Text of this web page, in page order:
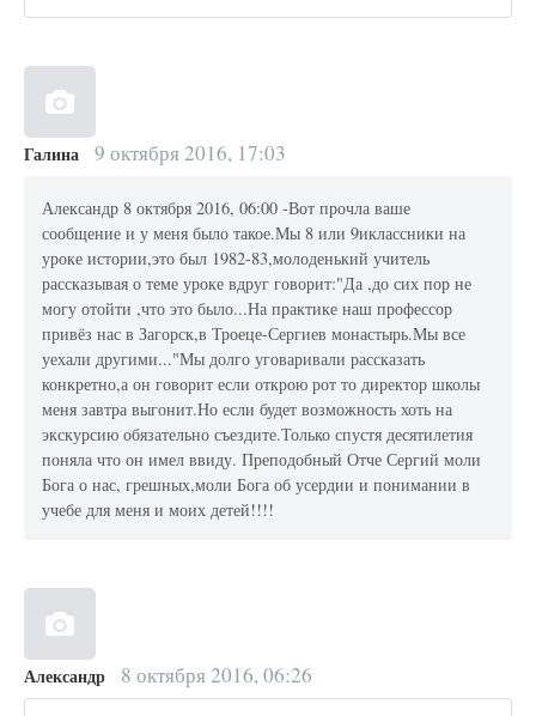
Галина 9 октября 2016, 17:03
Александр 8 октября 2016, 06:00 -Вот прочла ваше
сообщение и у меня было такое.Мы 8 или 9иклассники на
уроке истории,это был 1982-83,молоденький учитель
рассказывая о теме уроке вдруг говорит:"Да ,до сих пор не
могу отойти ,что это было...На практике наш профессор
привёз нас в Загорск,в Троеце-Сергиев монастырь.Мы все
уехали другими..."Мы долго уговаривали рассказать
конкретно,а он говорит если открою рот то директор школы
меня завтра выгонит.Но если будет возможность хоть на
экскурсию обязательно съездите.Только спустя десятилетия
поняла что он имел ввиду. Преподобный Отче Сергий моли
Бога о нас, грешных,моли Бога об усердии и понимании в
учебе для меня и моих детей!!!!
Александр 8 октября 2016, 06:26